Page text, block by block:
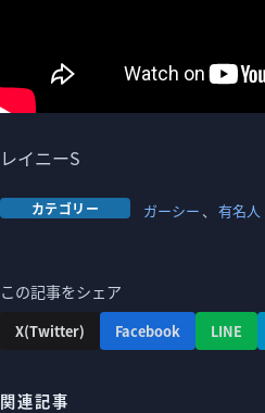
レイニーS
カテゴリー ガーシー 、 有名人
この記事をシェア
X(Twitter) Facebook LINE
関連記事